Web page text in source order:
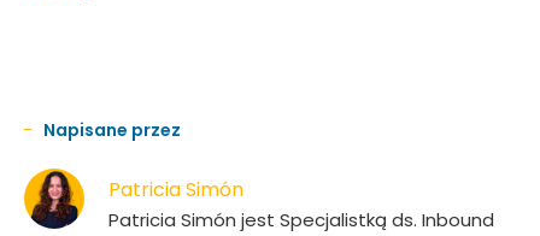
Napisane przez
Patricia Simón
Patricia Simón jest Specjalistką ds. Inbound